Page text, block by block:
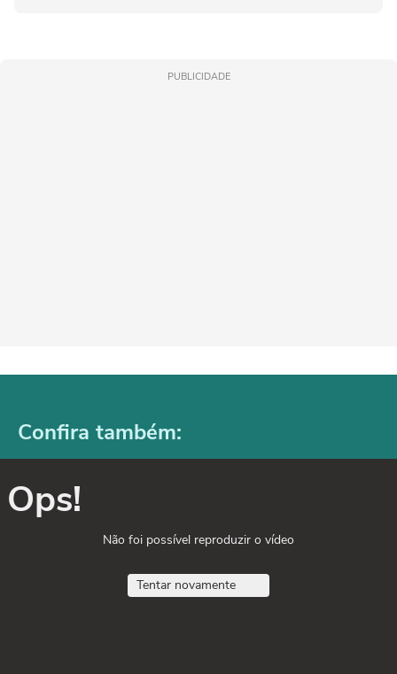
PUBLICIDADE
Confira também:
Ops!
Não foi possível reproduzir o vídeo
Tentar novamente